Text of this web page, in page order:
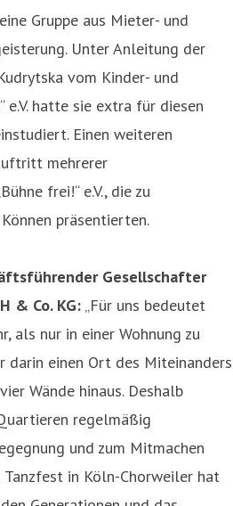
Gruppe aus Mieter- und
Unter Anleitung der
vom Kinder- und
e.V. hatte sie extra für diesen
Einen weiteren
mehrerer
frei!“ e.V., die zu
präsentierten.
Gesellschafter
& Co. KG: „Für uns bedeutet
als nur in einer Wohnung zu
darin einen Ort des Miteinanders
Wände hinaus. Deshalb
regelmäßig
und zum Mitmachen
Tanzfest in Köln-Chorweiler hat